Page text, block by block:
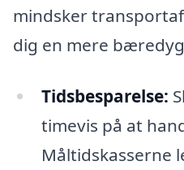
mindsker
dig en mere
Tidsbesparelse:
timevis på at
Måltidskasserne